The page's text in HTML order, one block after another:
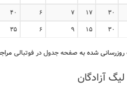
۳۰ ۱۷ ۷ ۶ ۴۰
۳۰ ۱۵ ۹ ۶ ۳۵
شده بهصفحه جدول در فوتبالی
آزادگان